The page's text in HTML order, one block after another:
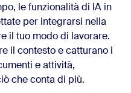
le funzionalità di IA in
per integrarsi nella
il tuo modo di lavorare.
il contesto e catturano i
e attività,
che conta di più.